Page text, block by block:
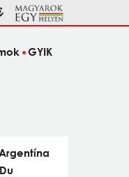
GYIK